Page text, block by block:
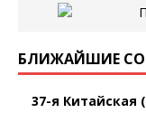
БЛИЖАЙШИЕ
37-я Китайская